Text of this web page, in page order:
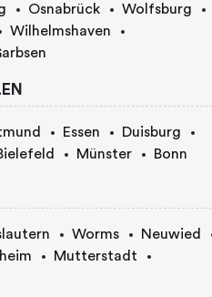
Osnabrück
Wolfsburg
Wilhelmshaven
Essen
Duisburg
Münster Bonn
Worms
Neuwied
Mutterstadt